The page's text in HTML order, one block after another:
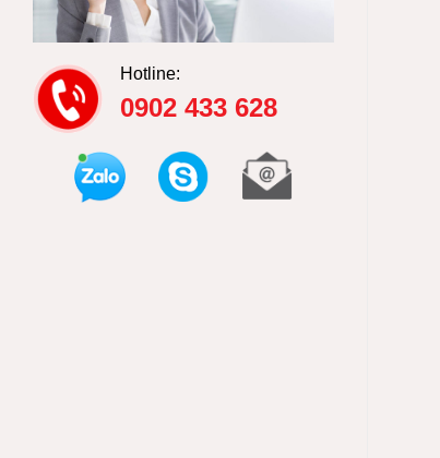
Hotline:
0902 433 628